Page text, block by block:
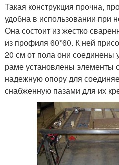
Такая конструкция прочна,
удобна в использовании при
Она состоит из жестко
из профиля 60*60. К ней
20 см от пола они соединены
раме установлены
надежную опору для
снабженную пазами для их